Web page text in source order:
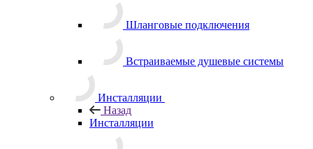
Шланговые подключения
Встраиваемые душевые системы
Инсталляции
Назад
Инсталляции